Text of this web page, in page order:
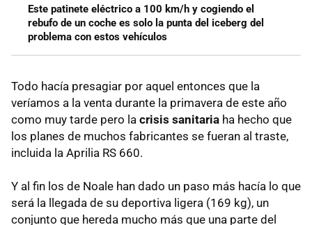
Este patinete eléctrico a 100 km/h y cogiendo el
rebufo de un coche es solo la punta del iceberg del
problema con estos vehículos
Todo hacía presagiar por aquel entonces que la
veríamos a la venta durante la primavera de este año
como muy tarde pero la crisis sanitaria ha hecho que
los planes de muchos fabricantes se fueran al traste,
incluida la Aprilia RS 660.
Y al fin los de Noale han dado un paso más hacía lo que
será la llegada de su deportiva ligera (169 kg), un
conjunto que hereda mucho más que una parte del